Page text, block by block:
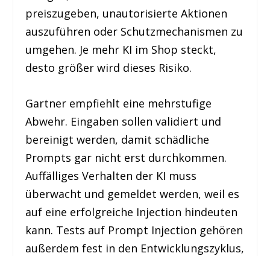
preiszugeben, unautorisierte Aktionen
auszuführen oder Schutzmechanismen zu
umgehen. Je mehr KI im Shop steckt,
desto größer wird dieses Risiko.
Gartner empfiehlt eine mehrstufige
Abwehr. Eingaben sollen validiert und
bereinigt werden, damit schädliche
Prompts gar nicht erst durchkommen.
Auffälliges Verhalten der KI muss
überwacht und gemeldet werden, weil es
auf eine erfolgreiche Injection hindeuten
kann. Tests auf Prompt Injection gehören
außerdem fest in den Entwicklungszyklus,